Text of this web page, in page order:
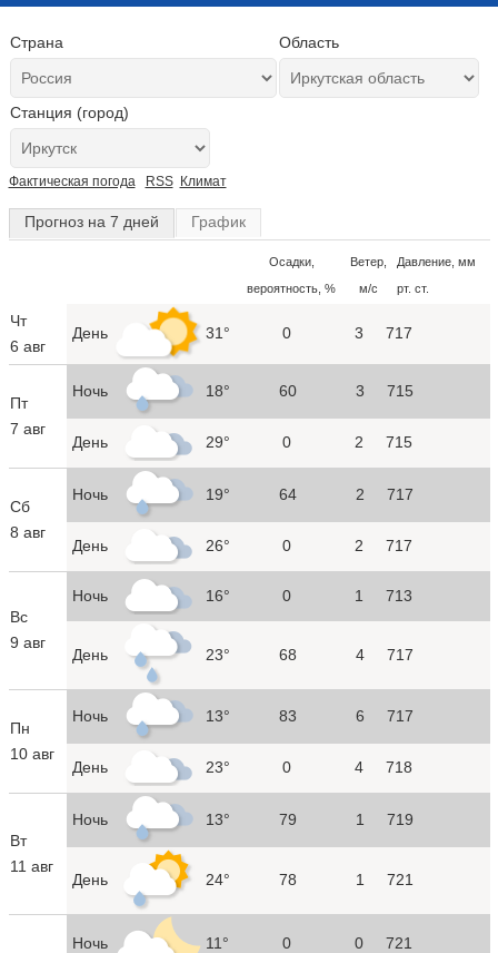
Страна Область
Станция (город)
Фактическая погода RSS Климат
Прогноз на 7 дней График
Осадки,
вероятность, %
Ветер,
м/с
Давление, мм
рт. ст.
Чт
6 авг
День 31° 0 3 717
Пт
7 авг
Ночь 18° 60 3 715
День 29° 0 2 715
Сб
8 авг
Ночь 19° 64 2 717
День 26° 0 2 717
Вс
9 авг
Ночь 16° 0 1 713
День 23° 68 4 717
Пн
10 авг
Ночь 13° 83 6 717
День 23° 0 4 718
Вт
11 авг
Ночь 13° 79 1 719
День 24° 78 1 721
Ночь 11° 0 0 721